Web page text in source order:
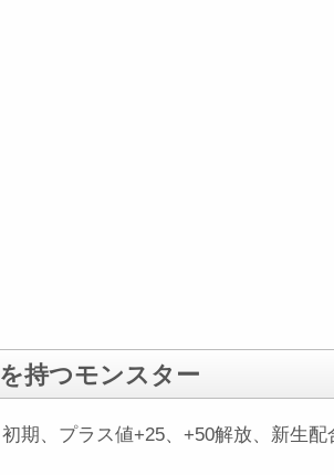
持つモンスター
期、プラス値+25、+50解放、新生